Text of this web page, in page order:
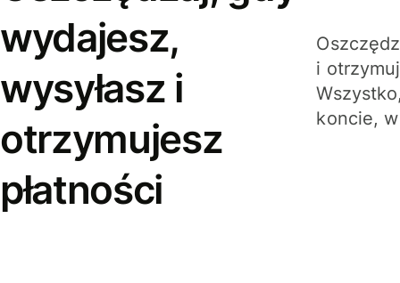
wydajesz,
wysyłasz i
otrzymujesz
płatności
i
koncie,